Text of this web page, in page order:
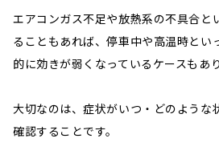
エアコンガス不足や放熱系の不具合と
ることもあれば、停車中や高温時とい
的に効きが弱くなっているケースもあり
大切なのは、症状がいつ・どのような
確認することです。